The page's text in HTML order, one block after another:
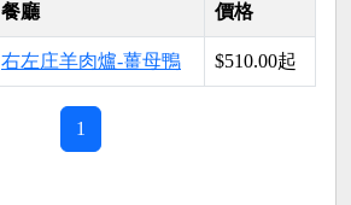
餐廳 價格
右左庄羊肉爐-薑母鴨 $510.00起
1